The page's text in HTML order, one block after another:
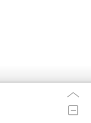
Удар дрона по
берегов Ялты: